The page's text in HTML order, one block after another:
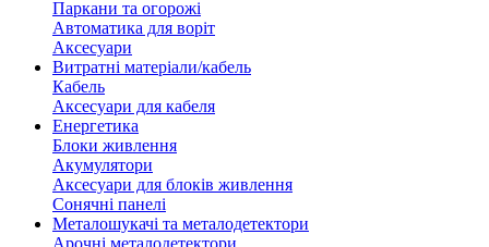
Паркани та огорожі
Автоматика для воріт
Аксесуари
Витратні матеріали/кабель
Кабель
Аксесуари для кабеля
Енергетика
Блоки живлення
Акумулятори
Аксесуари для блоків живлення
Сонячні панелі
Металошукачі та металодетектори
Арочні металодетектори